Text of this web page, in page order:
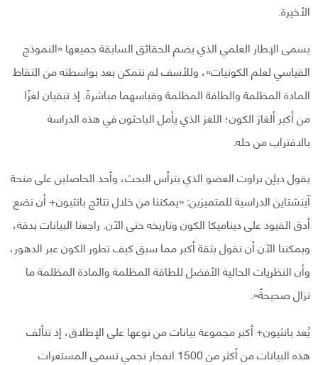
الأخيرة.
يسمى الإطار العلمي الذي يضم الحقائق السابقة جميعها «النموذج
القياسي لعلم الكونيات»، وللأسف لم نتمكن بعد بواسطته من التقاط
المادة المظلمة والطاقة المظلمة وقياسهما مباشرةً. إذ تبقيان لغزًا
من أكبر ألغاز الكون؛ اللغز الذي يأمل الباحثون في هذه الدراسة
بالاقتراب من حله.
يقول ديلِن براوت العضو الذي يترأس البحث، وأحد الحاصلين على منحة
آينشتاين الدراسية للمتميزين: «يمكننا من خلال نتائج بانثيون+ أن نضع
أدق القيود على ديناميكا الكون وتاريخه حتى الآن. راجعنا البيانات بدقة،
ويمكننا الآن أن نقول بثقة أكبر مما سبق كيف تطور الكون عبر الدهور،
وأن النظريات الحالية الأفضل للطاقة المظلمة والمادة المظلمة ما
تزال صحيحةً».
يُعد بانثيون+ أكبر مجموعة بيانات من نوعها على الإطلاق، إذ تتألف
هذه البيانات من أكثر من 1500 انفجار نجمي تسمى المستعرات